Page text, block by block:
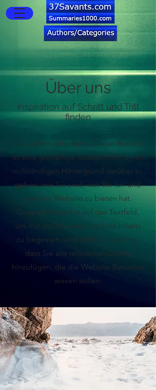
Über uns
Inspiration auf Schritt und Tritt
finden
Dies ist Ihre Info-Seite. Dieser Bereich
ist eine großartige Gelegenheit, einen
vollständigen Hintergrund darüber zu
geben, wer Sie sind, was Sie tun und
was Ihre Website zu bieten hat.
Doppelklicken Sie auf das Textfeld,
um mit der Bearbeitung Ihres Inhalts
zu beginnen, und stellen Sie sicher,
dass Sie alle relevanten Details
hinzufügen, die die Website-Besucher
wissen sollen.